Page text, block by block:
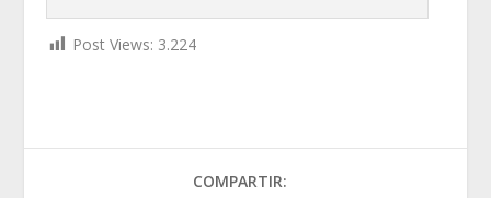
Post Views: 3.224
COMPARTIR: